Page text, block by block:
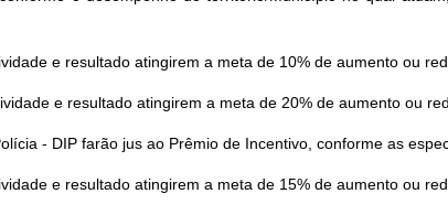
e resultado atingirem a meta de 10% de aumento ou
e resultado atingirem a meta de 20% de aumento ou
- DIP farão jus ao Prêmio de Incentivo, conforme as
e resultado atingirem a meta de 15% de aumento ou